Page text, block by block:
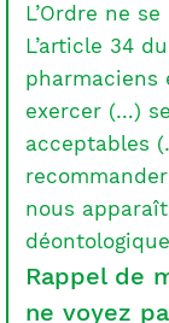
L’Ordre ne
L’article 34
pharmaciens
exercer (…)
acceptables
nous
Rappel de
ne voyez